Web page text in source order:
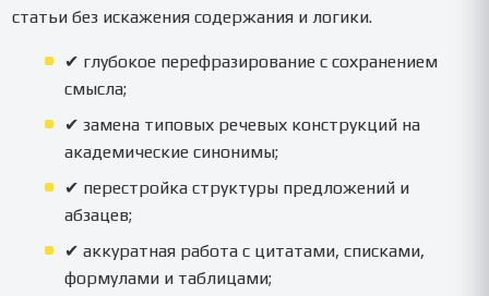
статьи без искажения содержания и логики.
✔ глубокое перефразирование с сохранением
смысла;
✔ замена типовых речевых конструкций на
академические синонимы;
✔ перестройка структуры предложений и
абзацев;
✔ аккуратная работа с цитатами, списками,
формулами и таблицами;